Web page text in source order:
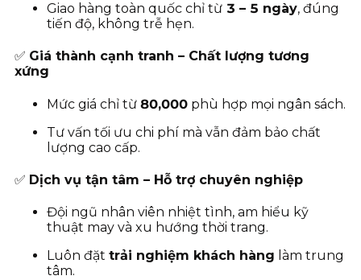
Giao hàng toàn quốc chỉ từ 3 – 5 ngày, đúng
tiến độ, không trễ hẹn.
✅ Giá thành cạnh tranh – Chất lượng tương
xứng
Mức giá chỉ từ 80,000 phù hợp mọi ngân sách.
Tư vấn tối ưu chi phí mà vẫn đảm bảo chất
lượng cao cấp.
✅ Dịch vụ tận tâm – Hỗ trợ chuyên nghiệp
Đội ngũ nhân viên nhiệt tình, am hiểu kỹ
thuật may và xu hướng thời trang.
Luôn đặt trải nghiệm khách hàng làm trung
tâm.